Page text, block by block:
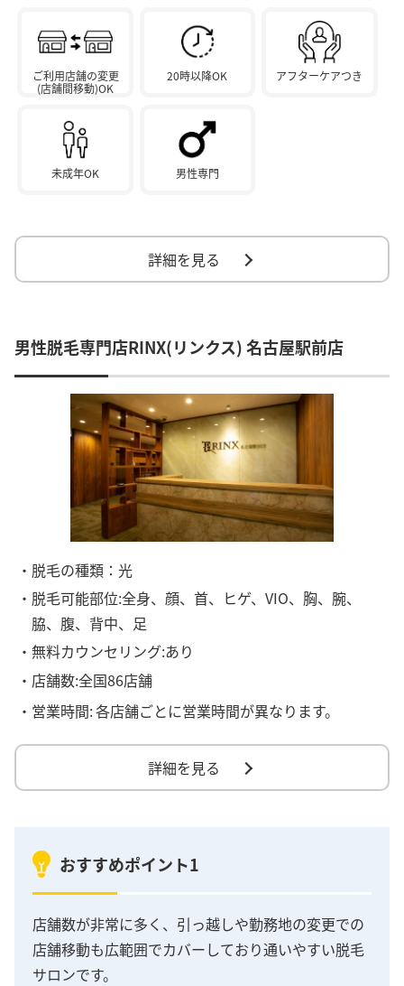
ご利用店舗の変更
(店舗間移動)OK
20時以降OK アフターケアつき
未成年OK 男性専門
詳細を見る
男性脱毛専門店RINX(リンクス) 名古屋駅前店
・脱毛の種類：光
・脱毛可能部位:全身、顔、首、ヒゲ、VIO、胸、腕、
脇、腹、背中、足
・無料カウンセリング:あり
・店舗数:全国86店舗
・営業時間:各店舗ごとに営業時間が異なります。
詳細を見る
おすすめポイント1
店舗数が非常に多く、引っ越しや勤務地の変更での
店舗移動も広範囲でカバーしており通いやすい脱毛
サロンです。